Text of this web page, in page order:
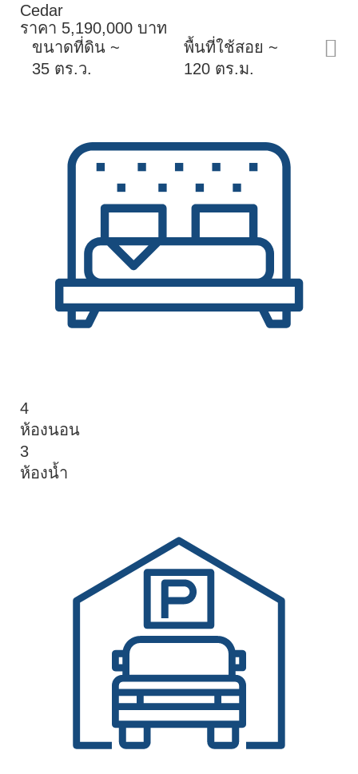
Cedar
ราคา 5,190,000 บาท
ขนาดที่ดิน ~
35 ตร.ว.
พื้นที่ใช้สอย ~
120 ตร.ม.
4
ห้องนอน
3
ห้องน้ำ